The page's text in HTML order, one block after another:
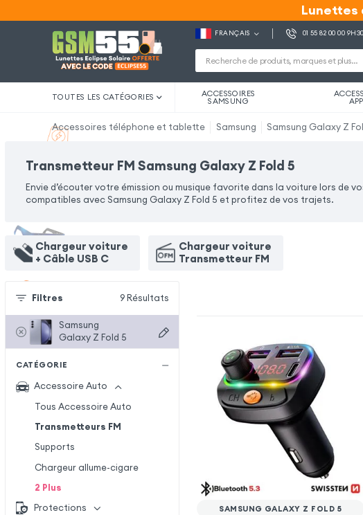
Lunettes
Lunettes
FRANÇAIS 01 55 82 00 00
TOUTES LES CATÉGORIES ACCESSOIRES
SAMSUNG
Accessoires téléphone et tablette Samsung Samsung Galaxy Z
Transmetteur FM Samsung Galaxy Z Fold 5
Envie d’écouter votre émission ou musique favorite dans la voiture lors de
compatibles avec Samsung Galaxy Z Fold 5 et profitez de vos trajets.
Chargeur voiture
+ Câble USB C
Chargeur voiture
Transmetteur FM
Filtres 9 Résultats
Samsung
Galaxy Z Fold 5
CATÉGORIE
Accessoire Auto
Tous Accessoire Auto
Transmetteurs FM
Supports
Chargeur allume-cigare
2 Plus
Protections
SAMSUNG GALAXY Z FOLD 5